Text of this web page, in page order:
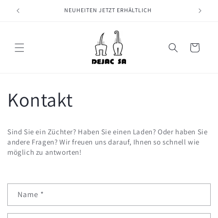
zum
NEUHEITEN JETZT ERHÄLTLICH
Warenkorb
Kontakt
Sind Sie ein Züchter? Haben Sie einen Laden? Oder haben Sie
andere Fragen? Wir freuen uns darauf, Ihnen so schnell wie
möglich zu antworten!
n
Name *